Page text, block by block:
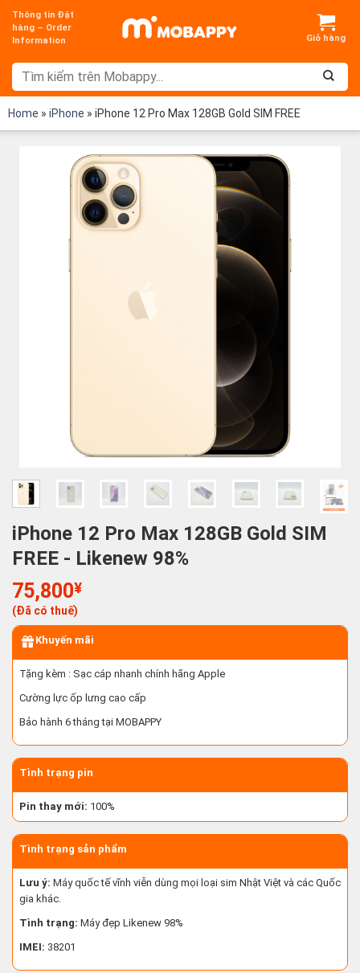
Chuyển
đến
dung
Thông tin Đặt
hàng – Order
Information
Home » iPhone » iPhone 12 Pro Max 128GB Gold SIM FREE
iPhone 12 Pro Max 128GB Gold SIM
FREE - Likenew 98%
75,800¥
(Đã có thuế)
Khuyến mãi
Tặng kèm : Sạc cáp nhanh chính hãng Apple
Cường lực ốp lưng cao cấp
Bảo hành 6 tháng tại MOBAPPY
Tình trạng pin
Pin thay mới: 100%
Tình trạng sản phẩm
Lưu ý: Máy quốc tế vĩnh viễn dùng mọi loại sim Nhật Việt và các Quốc
gia khác.
Tình trạng: Máy đẹp Likenew 98%
IMEI: 38201